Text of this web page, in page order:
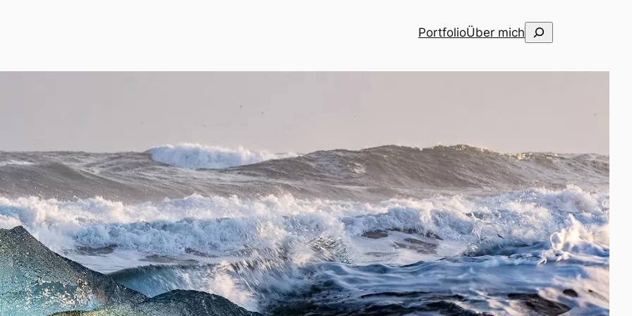
PortfolioÜber mich Suchen